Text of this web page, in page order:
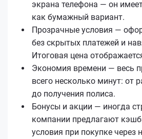
экрана телефона — он
как бумажный вариант.
Прозрачные условия —
без скрытых платежей и
Итоговая цена
Экономия времени — весь
всего несколько минут: от
до получения полиса.
Бонусы и акции — иногда
компании предлагают
условия при покупке через